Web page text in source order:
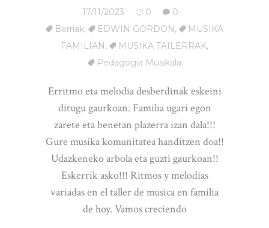
17/11/2023 0
0
Berriak, EDWIN GORDON ,
MUSIKA
FAMILIAN , MUSIKA TAILERRAK,
Pedagogia Musikala
Erritmo eta melodia desberdinak eskeini
ditugu gaurkoan. Familia ugari egon
zarete eta benetan plazerra izan dala!!!
Gure musika komunitatea handitzen doa!!
Udazkeneko arbola eta guzti gaurkoan!!
Eskerrik asko!!! Ritmos y melodias
variadas en el taller de musica en familia
de hoy. Vamos creciendo